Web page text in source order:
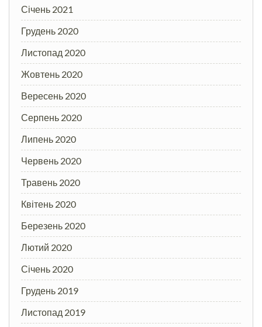
Січень 2021
Грудень 2020
Листопад 2020
Жовтень 2020
Вересень 2020
Серпень 2020
Липень 2020
Червень 2020
Травень 2020
Квітень 2020
Березень 2020
Лютий 2020
Січень 2020
Грудень 2019
Листопад 2019